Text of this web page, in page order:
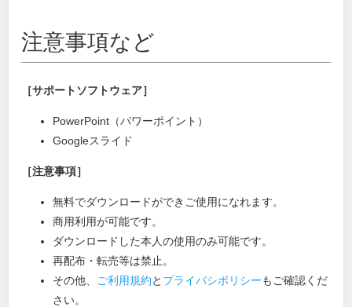
注意事項など
［サポートソフトウェア］
PowerPoint（パワーポイント）
Googleスライド
［注意事項］
無料でダウンロードができご使用になれます。
商用利用が可能です。
ダウンロードした本人の使用のみ可能です。
再配布・転売等は禁止。
その他、
ご利用規約と プライバシポリシーもご確認くだ
さい。